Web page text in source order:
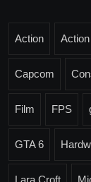
Action
Capcom
Film FPS
GTA 6
Lara Croft